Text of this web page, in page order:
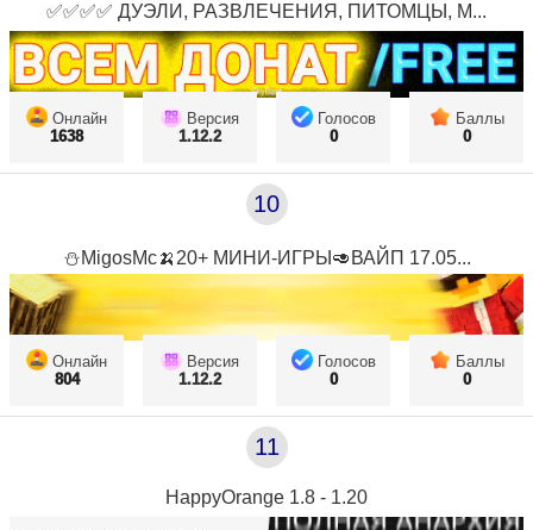
✅✅✅✅ ДУЭЛИ, РАЗВЛЕЧЕНИЯ, ПИТОМЦЫ, М...
Онлайн
1638
Версия
1.12.2
Голосов
0
Баллы
0
10
⛄MigosMc🍌20+ МИНИ-ИГРЫ🥑ВАЙП 17.05...
Онлайн
804
Версия
1.12.2
Голосов
0
Баллы
0
11
HappyOrange 1.8 - 1.20